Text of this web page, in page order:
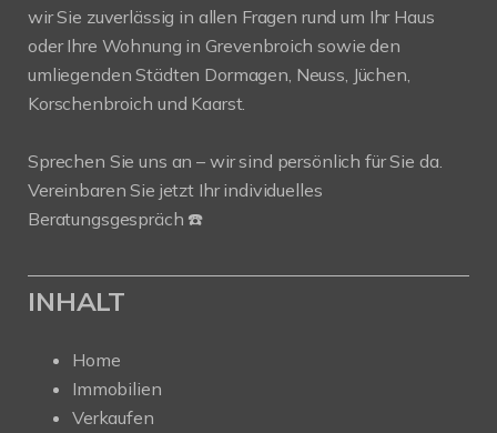
wir Sie zuverlässig in allen Fragen rund um Ihr Haus
oder Ihre Wohnung in Grevenbroich sowie den
umliegenden Städten Dormagen, Neuss, Jüchen,
Korschenbroich und Kaarst.
Sprechen Sie uns an – wir sind persönlich für Sie da.
Vereinbaren Sie jetzt Ihr individuelles
Beratungsgespräch ☎️
INHALT
Home
Immobilien
Verkaufen